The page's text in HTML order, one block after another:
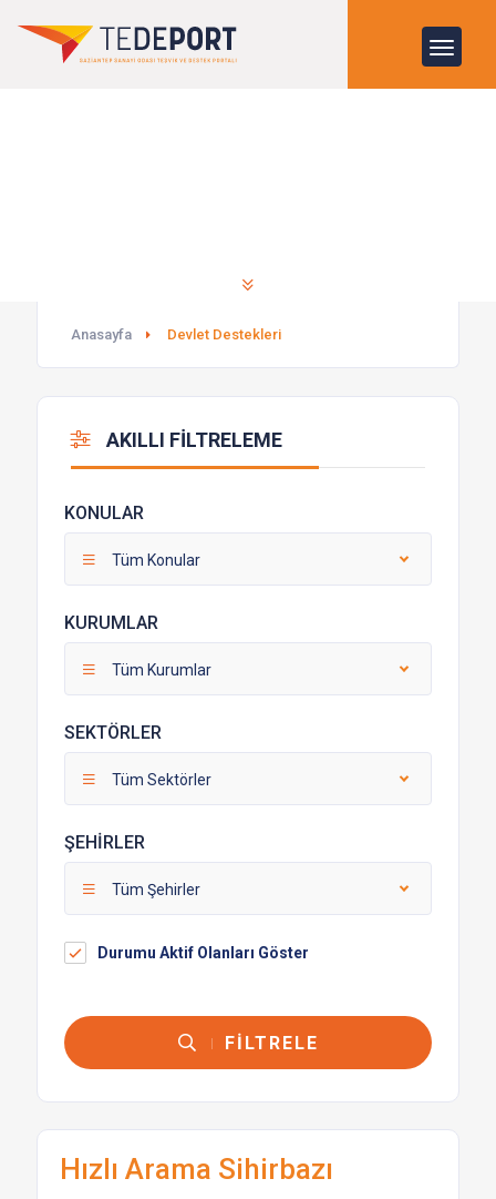
Anasayfa Devlet Destekleri
AKILLI FİLTRELEME
KONULAR
Tüm Konular
KURUMLAR
Tüm Kurumlar
SEKTÖRLER
Tüm Sektörler
ŞEHİRLER
Tüm Şehirler
Durumu Aktif Olanları Göster
FİLTRELE
Hızlı Arama Sihirbazı